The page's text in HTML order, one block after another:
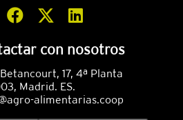
con nosotros
17, 4ª Planta
Madrid. ES.
alimentarias.coop